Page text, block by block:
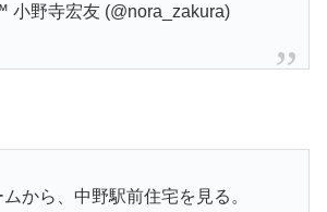
野寺宏友 (@nora_zakura)
から、中野駅前住宅を見る。